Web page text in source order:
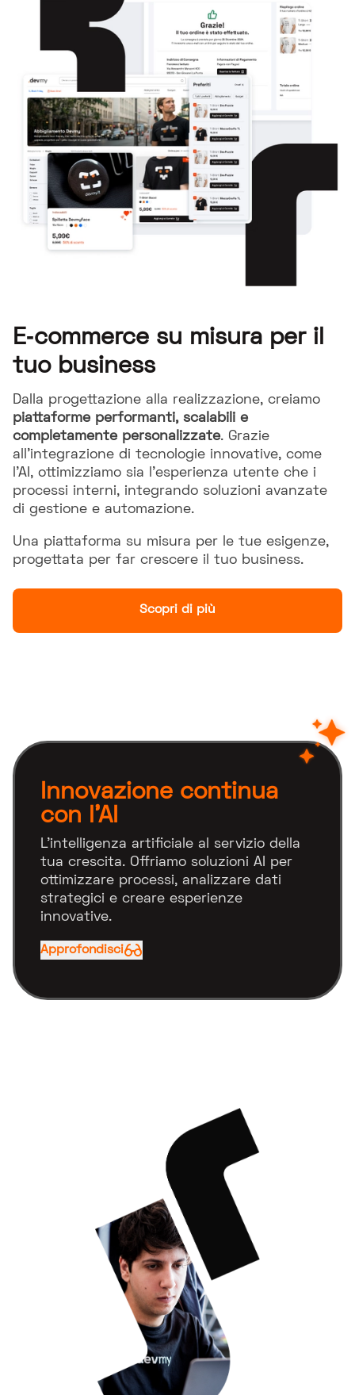
E‑commerce su misura per il
tuo business
Dalla progettazione alla realizzazione, creiamo
piattaforme performanti, scalabili e
completamente personalizzate. Grazie
all’integrazione di tecnologie innovative, come
l’AI, ottimizziamo sia l’esperienza utente che i
processi interni, integrando soluzioni avanzate
di gestione e automazione.
Una piattaforma su misura per le tue esigenze,
progettata per far crescere il tuo business.
Scopri di più
Innovazione continua
con l’AI
L'intelligenza artificiale al servizio della
tua crescita. Offriamo soluzioni AI per
ottimizzare processi, analizzare dati
strategici e creare esperienze
innovative.
Approfondisci